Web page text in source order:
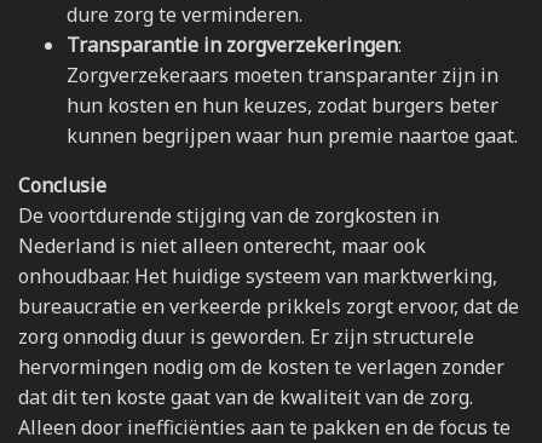
dure zorg te verminderen.
Transparantie in zorgverzekeringen:
Zorgverzekeraars moeten transparanter zijn in
hun kosten en hun keuzes, zodat burgers beter
kunnen begrijpen waar hun premie naartoe gaat.
Conclusie
De voortdurende stijging van de zorgkosten in
Nederland is niet alleen onterecht, maar ook
onhoudbaar. Het huidige systeem van marktwerking,
bureaucratie en verkeerde prikkels zorgt ervoor, dat de
zorg onnodig duur is geworden. Er zijn structurele
hervormingen nodig om de kosten te verlagen zonder
dat dit ten koste gaat van de kwaliteit van de zorg.
Alleen door inefficiënties aan te pakken en de focus te